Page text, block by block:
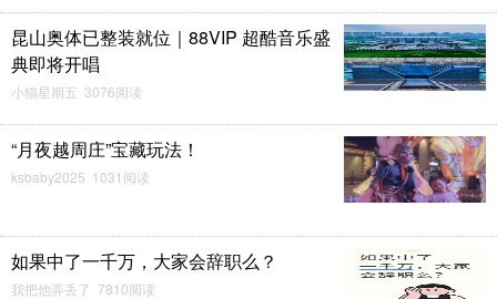
昆山奥体已整装就位｜88VIP 超酷音乐盛
典即将开唱
小猫星期五 3076阅读
“月夜越周庄”宝藏玩法！
ksbaby2025 1031阅读
如果中了一千万，大家会辞职么？
我把他弄丢了 7810阅读